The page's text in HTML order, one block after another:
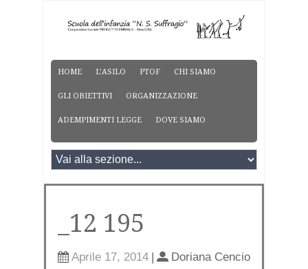
HOME L’ASILO PTOF CHI SIAMO
GLI OBIETTIVI ORGANIZZAZIONE
ADEMPIMENTI LEGGE DOVE SIAMO
_12 195
Aprile 17, 2014 | Doriana Cencio